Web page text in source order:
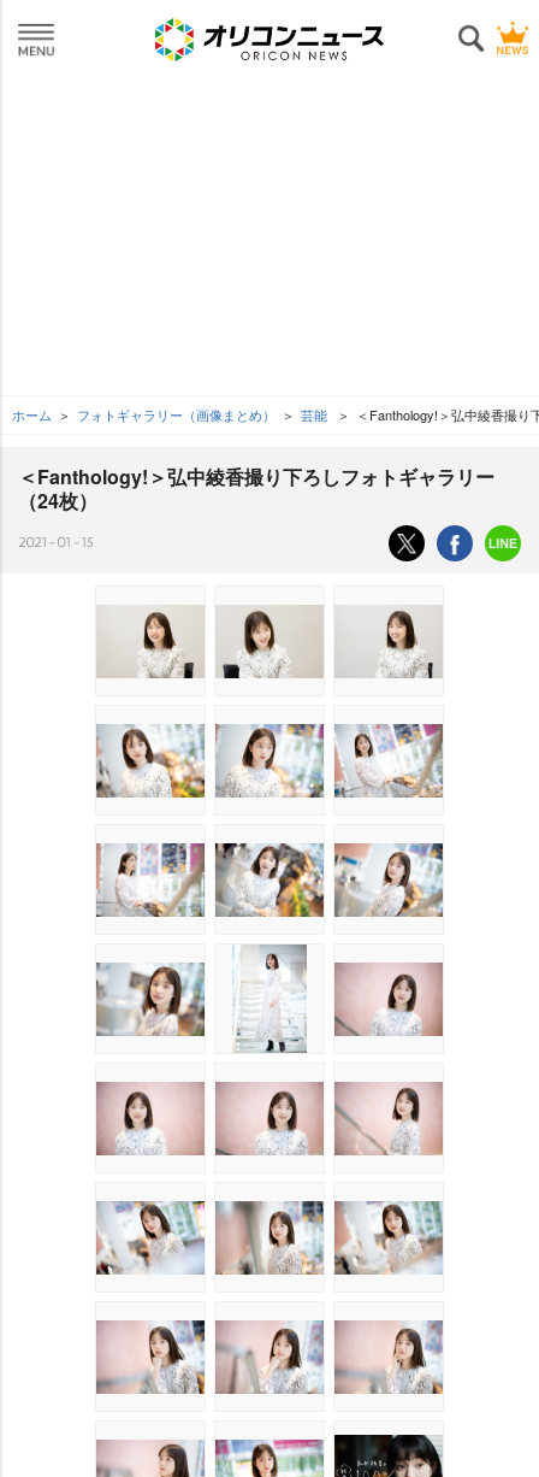
ホーム フォトギャラリー（画像まとめ） 芸能 ＜Fanthology!＞弘中綾香撮り
＜Fanthology!＞弘中綾香撮り下ろしフォトギャラリー
（24枚）
2021-01-15